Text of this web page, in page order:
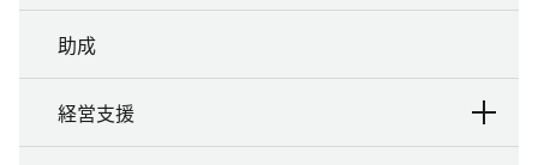
助成
経営支援